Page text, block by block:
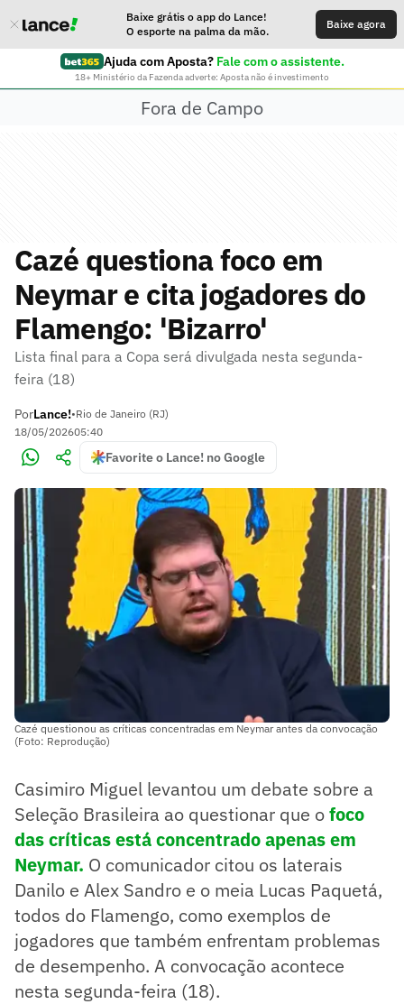
Baixe grátis o app do Lance!
O esporte na palma da mão.
Baixe agora
Ajuda com Aposta? Fale com o assistente.
18+ Ministério da Fazenda adverte: Aposta não é investimento
Fora de Campo
Cazé questiona foco em
Neymar e cita jogadores do
Flamengo: 'Bizarro'
Lista final para a Copa será divulgada nesta segunda-
feira (18)
PorLance!•Rio de Janeiro (RJ)
18/05/202605:40
Favorite o Lance! no Google
Cazé questionou as críticas concentradas em Neymar antes da convocação
(Foto: Reprodução)
Casimiro Miguel levantou um debate sobre a
Seleção Brasileira ao questionar que ofoco
das críticas está concentrado apenas em
Neymar. O comunicador citou os laterais
Danilo e Alex Sandro e o meia Lucas Paquetá,
todos do Flamengo, como exemplos de
jogadores que também enfrentam problemas
de desempenho. A convocação acontece
nesta segunda-feira (18).